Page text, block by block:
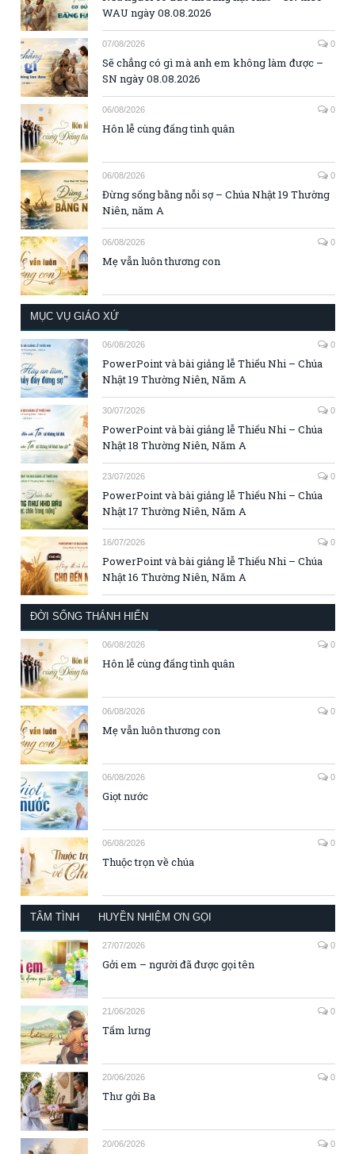
WAU ngày 08.08.2026
07/08/2026 0
Sẽ chẳng có gì mà anh em không làm được –
SN ngày 08.08.2026
06/08/2026 0
Hôn lễ cùng đấng tình quân
06/08/2026 0
Đừng sống bằng nỗi sợ – Chúa Nhật 19 Thường
Niên, năm A
06/08/2026 0
Mẹ vẫn luôn thương con
MỤC VỤ GIÁO XỨ
06/08/2026 0
PowerPoint và bài giảng lễ Thiếu Nhi – Chúa
Nhật 19 Thường Niên, Năm A
30/07/2026 0
PowerPoint và bài giảng lễ Thiếu Nhi – Chúa
Nhật 18 Thường Niên, Năm A
23/07/2026 0
PowerPoint và bài giảng lễ Thiếu Nhi – Chúa
Nhật 17 Thường Niên, Năm A
16/07/2026 0
PowerPoint và bài giảng lễ Thiếu Nhi – Chúa
Nhật 16 Thường Niên, Năm A
ĐỜI SỐNG THÁNH HIẾN
06/08/2026 0
Hôn lễ cùng đấng tình quân
06/08/2026 0
Mẹ vẫn luôn thương con
06/08/2026 0
Giọt nước
06/08/2026 0
Thuộc trọn về chúa
TÂM TÌNH HUYỀN NHIỆM ƠN GỌI
27/07/2026 0
Gởi em – người đã được gọi tên
21/06/2026 0
Tấm lưng
20/06/2026 0
Thư gởi Ba
20/06/2026 0